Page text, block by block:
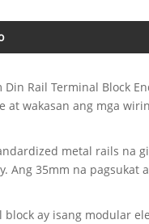
Rail Terminal Block
at wakasan ang mga
metal rails na
Ang 35mm na
block ay isang modular